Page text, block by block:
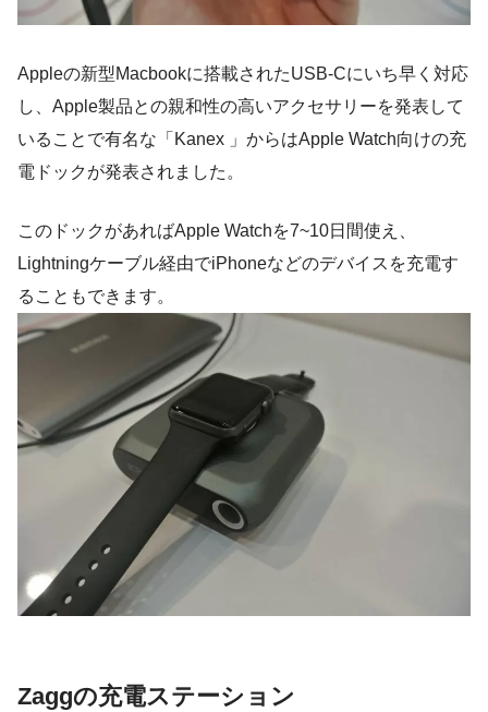
Appleの新型Macbookに搭載されたUSB-Cにいち早く対応
し、Apple製品との親和性の高いアクセサリーを発表して
いることで有名な「Kanex 」からはApple Watch向けの充
電ドックが発表されました。
このドックがあればApple Watchを7~10日間使え、
Lightningケーブル経由でiPhoneなどのデバイスを充電す
ることもできます。
Zaggの充電ステーション